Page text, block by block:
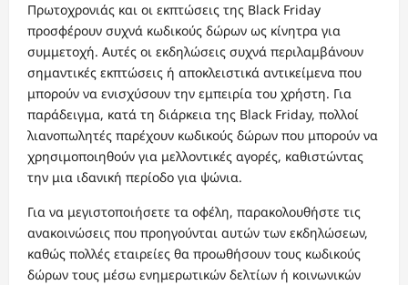
Πρωτοχρονιάς και οι εκπτώσεις της Black Friday
προσφέρουν συχνά κωδικούς δώρων ως κίνητρα για
συμμετοχή. Αυτές οι εκδηλώσεις συχνά περιλαμβάνουν
σημαντικές εκπτώσεις ή αποκλειστικά αντικείμενα που
μπορούν να ενισχύσουν την εμπειρία του χρήστη. Για
παράδειγμα, κατά τη διάρκεια της Black Friday, πολλοί
λιανοπωλητές παρέχουν κωδικούς δώρων που μπορούν να
χρησιμοποιηθούν για μελλοντικές αγορές, καθιστώντας
την μια ιδανική περίοδο για ψώνια.
Για να μεγιστοποιήσετε τα οφέλη, παρακολουθήστε τις
ανακοινώσεις που προηγούνται αυτών των εκδηλώσεων,
καθώς πολλές εταιρείες θα προωθήσουν τους κωδικούς
δώρων τους μέσω ενημερωτικών δελτίων ή κοινωνικών